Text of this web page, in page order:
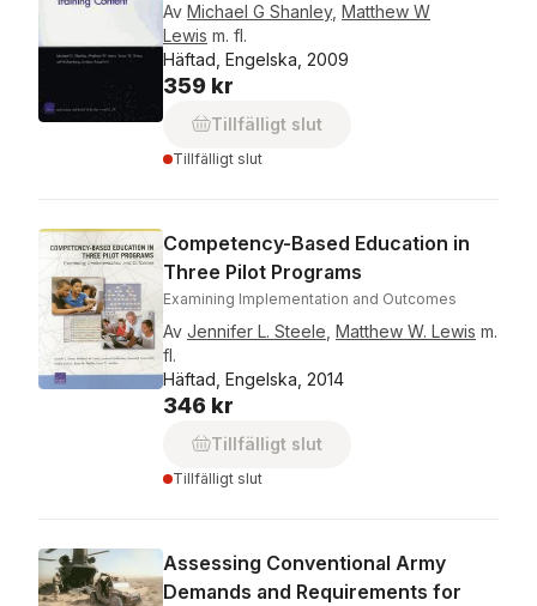
Av Michael G Shanley, Matthew W
Lewis m. fl.
Häftad, Engelska, 2009
359 kr
Tillfälligt slut
Tillfälligt slut
Competency-Based Education in
Three Pilot Programs
Examining Implementation and Outcomes
Av Jennifer L. Steele Matthew W. Lewis m.
fl.
Häftad, Engelska, 2014
346 kr
Tillfälligt slut
Tillfälligt slut
Assessing Conventional Army
Demands and Requirements for